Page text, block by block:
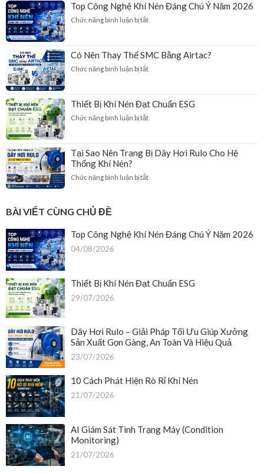
Tra
Bộ
Có
Thay
Không?
Top Công Nghệ Khí Nén Đáng Chú Ý Năm 2026
Chức năng bình luận bị tắtở
Khí
Nén
Ý
Năm
2026
Có Nên Thay Thế SMC Bằng Airtac?
Chức năng bình luận bị tắtở
Thế
SMC
Thiết Bị Khí Nén Đạt Chuẩn ESG
Chức năng bình luận bị tắtở
Nén
Chuẩn
Tại Sao Nên Trang Bị Dây Hơi Rulo Cho Hệ
Thống Khí Nén?
Chức năng bình luận bị tắtở
Dây
Thống
BÀI VIẾT CÙNG CHỦ ĐỀ
Top Công Nghệ Khí Nén Đáng Chú Ý Năm 2026
04/08/2026
Thiết Bị Khí Nén Đạt Chuẩn ESG
29/07/2026
Dây Hơi Rulo – Giải Pháp Tối Ưu Giúp Xưởng
Sản Xuất Gọn Gàng, An Toàn Và Hiệu Quả
23/07/2026
10 Cách Phát Hiện Rò Rỉ Khí Nén
21/07/2026
AI Giám Sát Tình Trạng Máy (Condition
Monitoring)
21/07/2026